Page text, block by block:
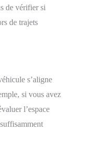
de vérifier si
de trajets
s’aligne
si vous avez
l’espace